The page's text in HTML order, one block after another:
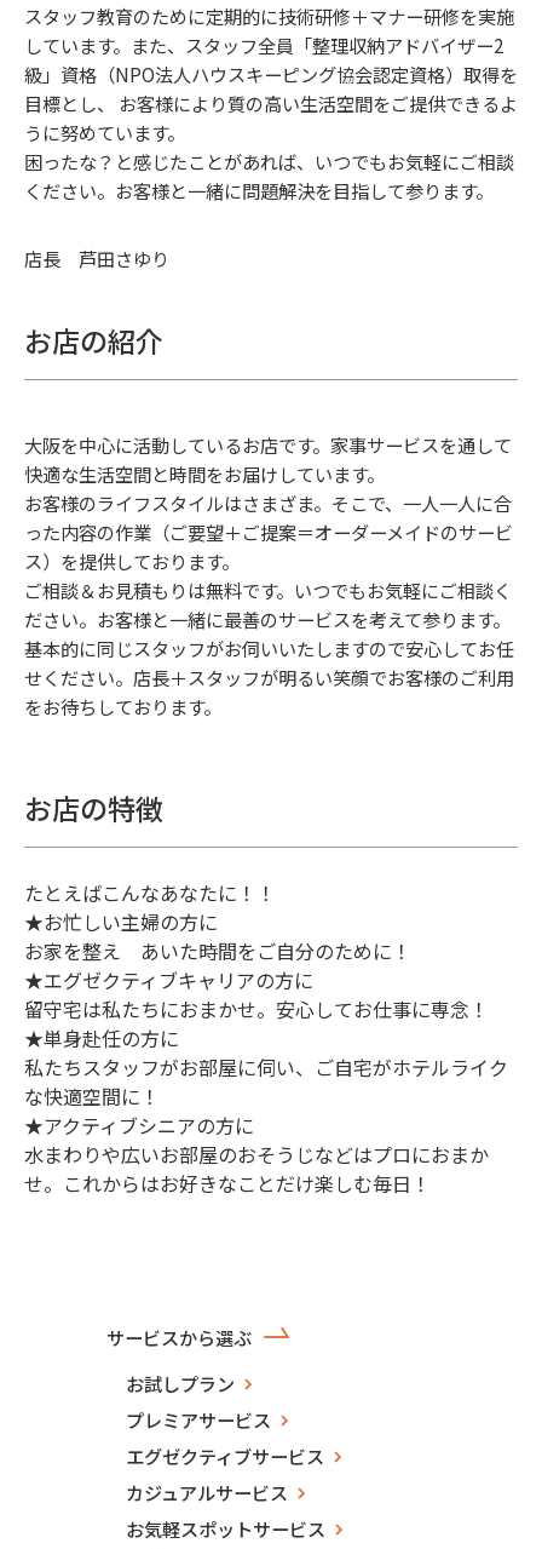
スタッフ教育のために定期的に技術研修＋マナー研修を実施
しています。また、スタッフ全員「整理収納アドバイザー2
級」資格（NPO法人ハウスキーピング協会認定資格）取得を
目標とし、 お客様により質の高い生活空間をご提供できるよ
うに努めています。
困ったな？と感じたことがあれば、いつでもお気軽にご相談
ください。お客様と一緒に問題解決を目指して参ります。
店長 芦田さゆり
お店の紹介
大阪を中心に活動しているお店です。家事サービスを通して
快適な生活空間と時間をお届けしています。
お客様のライフスタイルはさまざま。そこで、一人一人に合
った内容の作業（ご要望＋ご提案＝オーダーメイドのサービ
ス）を提供しております。
ご相談＆お見積もりは無料です。いつでもお気軽にご相談く
ださい。お客様と一緒に最善のサービスを考えて参ります。
基本的に同じスタッフがお伺いいたしますので安心してお任
せください。店長＋スタッフが明るい笑顔でお客様のご利用
をお待ちしております。
お店の特徴
たとえばこんなあなたに！！
★お忙しい主婦の方に
お家を整え あいた時間をご自分のために！
★エグゼクティブキャリアの方に
留守宅は私たちにおまかせ。安心してお仕事に専念！
★単身赴任の方に
私たちスタッフがお部屋に伺い、ご自宅がホテルライク
な快適空間に！
★アクティブシニアの方に
水まわりや広いお部屋のおそうじなどはプロにおまか
せ。これからはお好きなことだけ楽しむ毎日！
サービスから選ぶ
お試しプラン
プレミアサービス
エグゼクティブサービス
カジュアルサービス
お気軽スポットサービス